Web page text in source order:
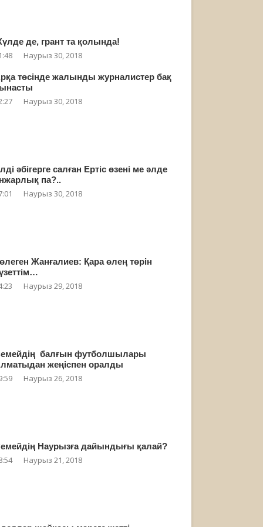
де, грант та қолында!
Наурыз 30, 2018
төсінде жалынды журналистер бақ
Наурыз 30, 2018
әбігерге салған Ертіс өзені ме әлде
па?..
Наурыз 30, 2018
Жанғалиев: Қара өлең төрін
Наурыз 29, 2018
балғын футболшылары
жеңіспен оралды
Наурыз 26, 2018
Наурызға дайындығы қалай?
Наурыз 21, 2018